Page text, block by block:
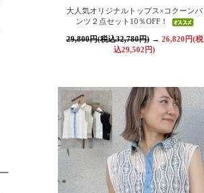
大人気オリジナルトップス×コクーンパ
ンツ２点セット10％OFF！
29,800円(税込32,780円)→ 26,820円(税
込29,502円)